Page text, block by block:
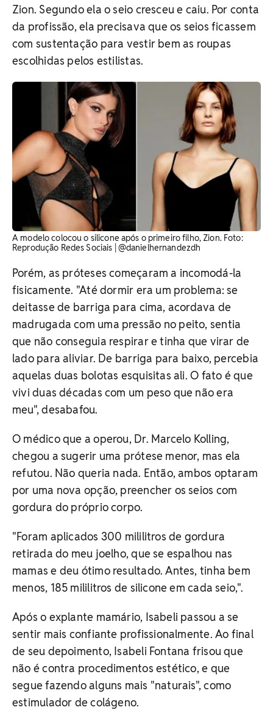
Zion. Segundo ela o seio cresceu e caiu. Por conta
da profissão, ela precisava que os seios ficassem
com sustentação para vestir bem as roupas
escolhidas pelos estilistas.
A modelo colocou o silicone após o primeiro filho, Zion. Foto:
Reprodução Redes Sociais | @danielhernandezdh
Porém, as próteses começaram a incomodá-la
fisicamente. "Até dormir era um problema: se
deitasse de barriga para cima, acordava de
madrugada com uma pressão no peito, sentia
que não conseguia respirar e tinha que virar de
lado para aliviar. De barriga para baixo, percebia
aquelas duas bolotas esquisitas ali. O fato é que
vivi duas décadas com um peso que não era
meu", desabafou.
O médico que a operou, Dr. Marcelo Kolling,
chegou a sugerir uma prótese menor, mas ela
refutou. Não queria nada. Então, ambos optaram
por uma nova opção, preencher os seios com
gordura do próprio corpo.
"Foram aplicados 300 mililitros de gordura
retirada do meu joelho, que se espalhou nas
mamas e deu ótimo resultado. Antes, tinha bem
menos, 185 mililitros de silicone em cada seio,".
Após o explante mamário, Isabeli passou a se
sentir mais confiante profissionalmente. Ao final
de seu depoimento, Isabeli Fontana frisou que
não é contra procedimentos estético, e que
segue fazendo alguns mais "naturais", como
estimulador de colágeno.